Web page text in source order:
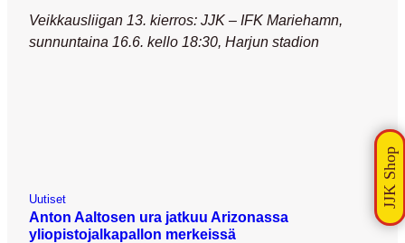
Veikkausliigan 13. kierros: JJK – IFK Mariehamn,
sunnuntaina 16.6. kello 18:30, Harjun stadion
Uutiset
Anton Aaltosen ura jatkuu Arizonassa
yliopistojalkapallon merkeissä